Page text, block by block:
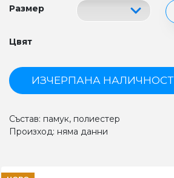
Размер
Цвят
ИЗЧЕРПАНА НАЛИЧНОСТ
Състав: памук, полиестер
Произход: няма данни